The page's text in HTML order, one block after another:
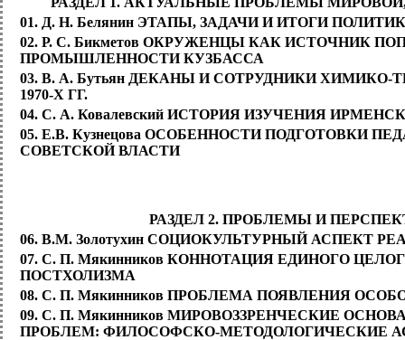
01. Д. Н. Белянин ЭТАПЫ, ЗАДАЧИ И ИТОГИ
02. Р. С. Бикметов ОКРУЖЕНЦЫ КАК ИСТОЧНИК
ПРОМЫШЛЕННОСТИ КУЗБАССА
03. В. А. Бутьян ДЕКАНЫ И СОТРУДНИКИ
1970-Х ГГ.
04. С. А. Ковалевский ИСТОРИЯ ИЗУЧЕНИЯ
05. Е.В. Кузнецова ОСОБЕННОСТИ ПОДГОТОВКИ
СОВЕТСКОЙ ВЛАСТИ
РАЗДЕЛ 2. ПРОБЛЕМЫ И
06. В.М. Золотухин СОЦИОКУЛЬТУРНЫЙ АСПЕКТ
07. С. П. Мякинников КОННОТАЦИЯ ЕДИНОГО
ПОСТХОЛИЗМА
08. С. П. Мякинников ПРОБЛЕМА ПОЯВЛЕНИЯ
09. С. П. Мякинников МИРОВОЗЗРЕНЧЕСКИЕ
ПРОБЛЕМ: ФИЛОСОФСКО-МЕТОДОЛОГИЧЕСКИЕ